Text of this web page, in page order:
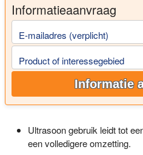
Informatieaanvraag
E-mailadres (verplicht)
Product of interessegebied
Informatie
Ultrasoon gebruik leidt tot
een volledigere omzetting.